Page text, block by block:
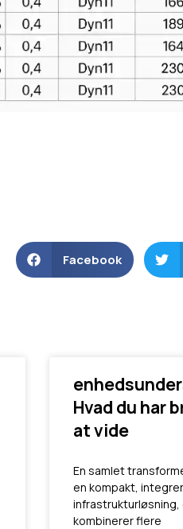
Facebook
Hvad du har
at vide
En samlet
en kompakt,
infrastrukturløsning,
kombinerer flere